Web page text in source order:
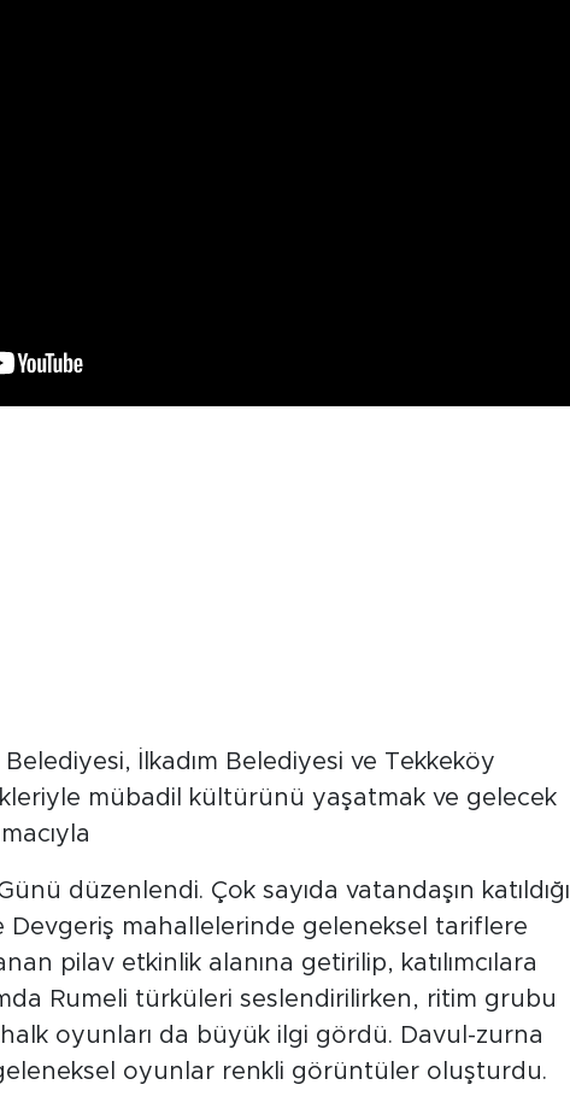
İlkadım Belediyesi ve Tekkeköy
mübadil kültürünü yaşatmak ve gelecek
düzenlendi. Çok sayıda vatandaşın katıldığı
Devgeriş mahallelerinde geleneksel tariflere
pilav etkinlik alanına getirilip, katılımcılara
Rumeli türküleri seslendirilirken, ritim grubu
oyunları da büyük ilgi gördü. Davul-zurna
oyunlar renkli görüntüler oluşturdu.